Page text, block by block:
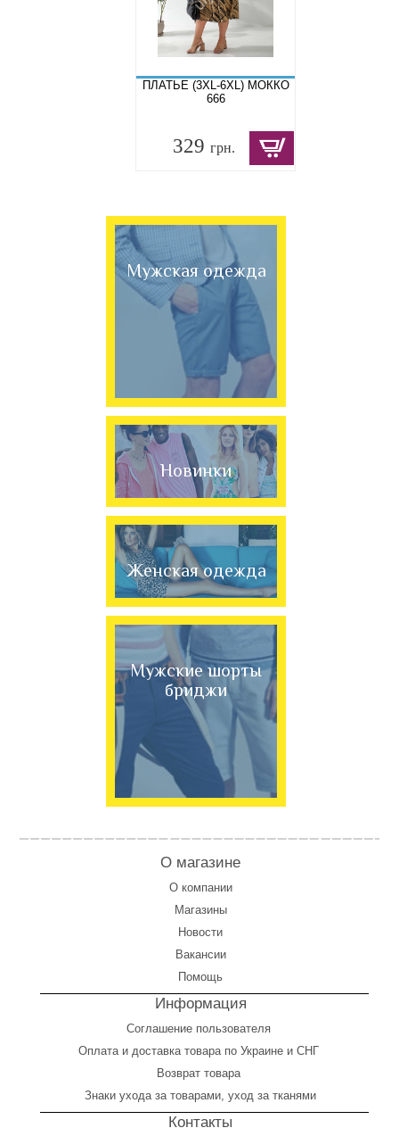
ПЛАТЬЕ (3XL-6XL) МОККО
666
329 грн.
Мужская одежда
Новинки
Женская одежда
Мужские шорты
бриджи
О магазине
О компании
Магазины
Новости
Вакансии
Помощь
Информация
Соглашение пользователя
Оплата и доставка товара по Украине и СНГ
Возврат товара
Знаки ухода за товарами, уход за тканями
Контакты